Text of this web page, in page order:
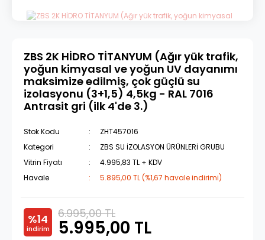
ZBS 2K HİDRO TİTANYUM (Ağır yük trafik,
yoğun kimyasal ve yoğun UV dayanımı
maksimize edilmiş, çok güçlü su
izolasyonu (3+1,5) 4,5kg - RAL 7016
Antrasit gri (ilk 4'de 3.)
Stok Kodu
ZHT457016
Kategori
ZBS SU İZOLASYON ÜRÜNLERİ GRUBU
Vitrin Fiyatı
4.995,83 TL + KDV
Havale
5.895,00 TL (%1,67 havale indirimi)
%14
indirim
6.995,00 TL
5.995,00 TL